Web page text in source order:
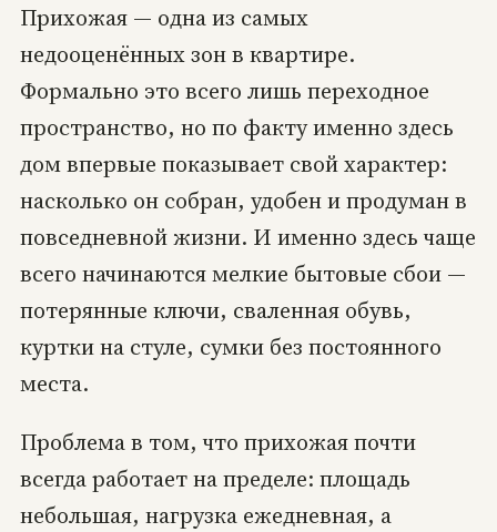
Прихожая — одна из самых
недооценённых зон в квартире.
Формально это всего лишь переходное
пространство, но по факту именно здесь
дом впервые показывает свой характер:
насколько он собран, удобен и продуман в
повседневной жизни. И именно здесь чаще
всего начинаются мелкие бытовые сбои —
потерянные ключи, сваленная обувь,
куртки на стуле, сумки без постоянного
места.
Проблема в том, что прихожая почти
всегда работает на пределе: площадь
небольшая, нагрузка ежедневная, а